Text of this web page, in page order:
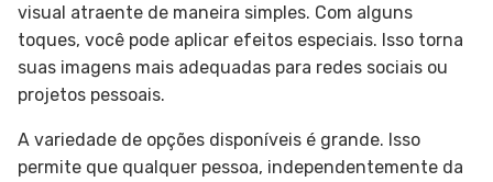
visual atraente de maneira simples. Com alguns
toques, você pode aplicar efeitos especiais. Isso torna
suas imagens mais adequadas para redes sociais ou
projetos pessoais.
A variedade de opções disponíveis é grande. Isso
permite que qualquer pessoa, independentemente da